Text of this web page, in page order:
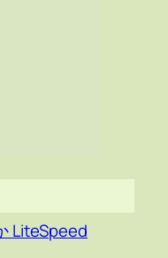
LiteSpeed